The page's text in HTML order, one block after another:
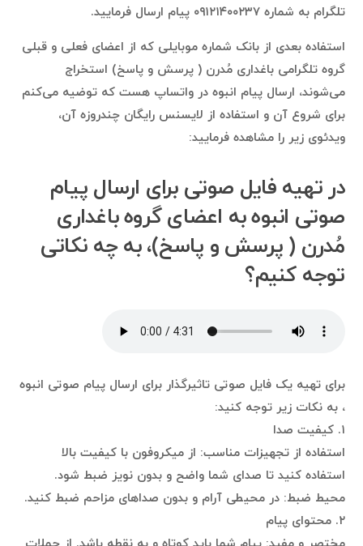
تلگرام به شماره ۰۹۱۲۱۴۰۰۲۳۷ پیام ارسال فرمایید.
استفاده بعدی از بانک شماره موبایلی که از اعضای فعلی و قبلی
گروه تلگرامی باغداری مُدرن ( پرسش و پاسخ) استخراج
می‌شوند، ارسال پیام انبوه در واتساپ هست که توضیه می‌کنم
برای شروع آن و استفاده از لایسنس رایگان چندروزه آن،
ویدئوی زیر را مشاهده فرمایید:
در تهیه فایل صوتی برای ارسال پیام
صوتی انبوه به اعضای گروه باغداری
مُدرن ( پرسش و پاسخ)، به چه نکاتی
توجه کنیم؟
برای تهیه یک فایل صوتی تاثیرگذار برای ارسال پیام صوتی انبوه
، به نکات زیر توجه کنید:
۱. کیفیت صدا
استفاده از تجهیزات مناسب: از میکروفون با کیفیت بالا
استفاده کنید تا صدای شما واضح و بدون نویز ضبط شود.
محیط ضبط: در محیطی آرام و بدون صداهای مزاحم ضبط کنید.
۲. محتوای پیام